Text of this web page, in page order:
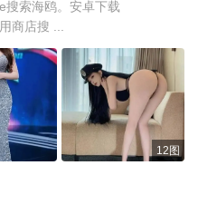
搜索海鸥。安卓下载
商店搜 ...
12图